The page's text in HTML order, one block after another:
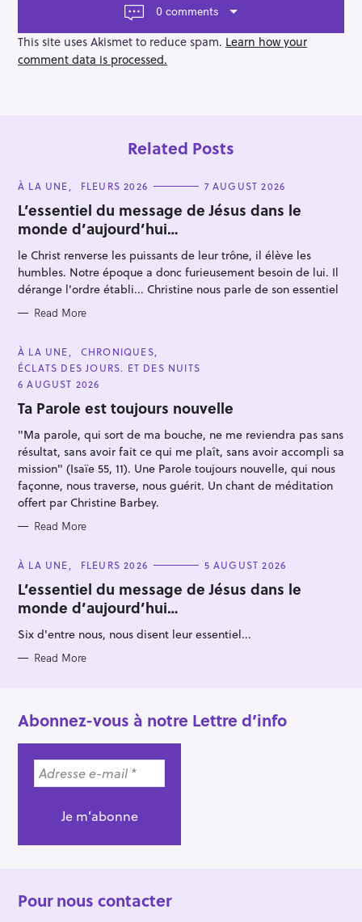
g
a
t
0 comments
This site uses Akismet to reduce spam. Learn how your
comment data is processed.
Related Posts
C
T
E
G
O
R
I
E
S
À LA UNE FLEURS 2026 7 AUGUST 2026
L’essentiel du message de Jésus dans le
monde d’aujourd’hui…
le Christ renverse les puissants de leur trône, il élève les
humbles. Notre époque a donc furieusement besoin de lui. Il
dérange l'ordre établi... Christine nous parle de son essentiel
Read More
C
A
T
E
G
O
R
E
À LA UNE
CHRONIQUES
ÉCLATS DES JOURS. ET DES NUITS
6 AUGUST 2026
Ta Parole est toujours nouvelle
"Ma parole, qui sort de ma bouche, ne me reviendra pas sans
résultat, sans avoir fait ce qui me plaît, sans avoir accompli sa
mission" (Isaïe 55, 11). Une Parole toujours nouvelle, qui nous
façonne, nous traverse, nous guérit. Un chant de méditation
offert par Christine Barbey.
Read More
C
T
E
G
O
R
I
S
À LA UNE FLEURS 2026 5 AUGUST 2026
L’essentiel du message de Jésus dans le
monde d’aujourd’hui…
Six d'entre nous, nous disent leur essentiel...
Read More
Abonnez-vous à notre Lettre d’info
Pour nous contacter
e
a
r
c
h
f
o
r
: